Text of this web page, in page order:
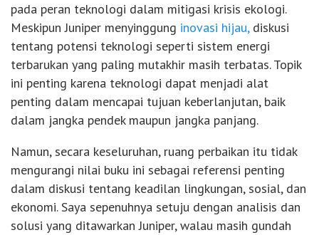
pada peran teknologi dalam mitigasi krisis ekologi.
Meskipun Juniper menyinggung inovasi hijau, diskusi
tentang potensi teknologi seperti sistem energi
terbarukan yang paling mutakhir masih terbatas. Topik
ini penting karena teknologi dapat menjadi alat
penting dalam mencapai tujuan keberlanjutan, baik
dalam jangka pendek maupun jangka panjang.
Namun, secara keseluruhan, ruang perbaikan itu tidak
mengurangi nilai buku ini sebagai referensi penting
dalam diskusi tentang keadilan lingkungan, sosial, dan
ekonomi. Saya sepenuhnya setuju dengan analisis dan
solusi yang ditawarkan Juniper, walau masih gundah